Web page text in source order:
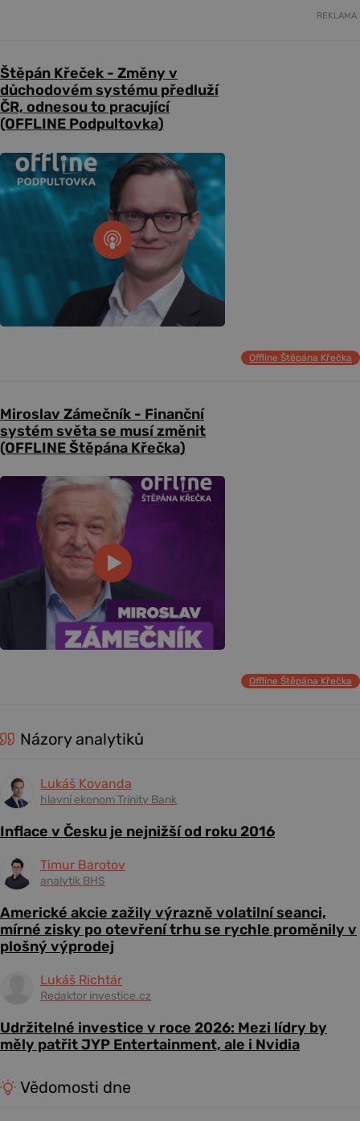
REKLAMA
Štěpán Křeček - Změny v
důchodovém systému předluží
ČR, odnesou to pracující
(OFFLINE Podpultovka)
Offline Štěpána Křečka
Miroslav Zámečník - Finanční
systém světa se musí změnit
(OFFLINE Štěpána Křečka)
Offline Štěpána Křečka
Názory analytiků
Lukáš Kovanda
hlavní ekonom Trinity Bank
Inflace v Česku je nejnižší od roku 2016
Timur Barotov
analytik BHS
Americké akcie zažily výrazně volatilní seanci,
mírné zisky po otevření trhu se rychle proměnily v
plošný výprodej
Lukáš Richtár
Redaktor investice.cz
Udržitelné investice v roce 2026: Mezi lídry by
měly patřit JYP Entertainment, ale i Nvidia
Vědomosti dne